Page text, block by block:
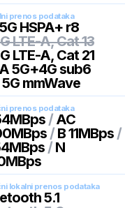
prenos podataka
HSPA+ r8
LTE-A, Cat 13
LTE-A, Cat 21
5G+4G sub6
mmWave
prenos podataka
/ AC
/ B 11MBps /
/ N
lokalni prenos podataka
5.1